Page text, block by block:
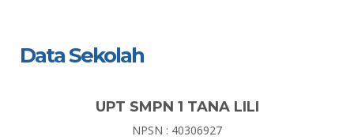
Data Sekolah
UPT SMPN 1 TANA LILI
NPSN : 40306927